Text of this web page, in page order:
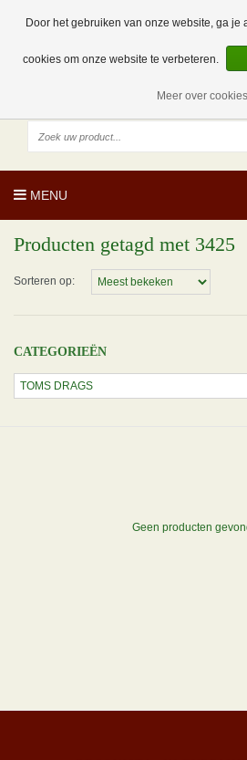
NL
EUR
MENU
Producten getagd met 3425
Sorteren op:
CATEGORIEËN
Geen producten
Door het gebruiken van onze website, ga je
cookies om onze website te verbeteren.
Meer over